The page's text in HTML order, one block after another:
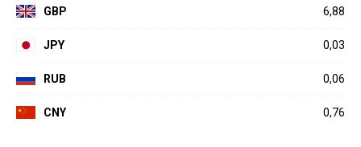
GBP 6,88
JPY 0,03
RUB 0,06
CNY 0,76